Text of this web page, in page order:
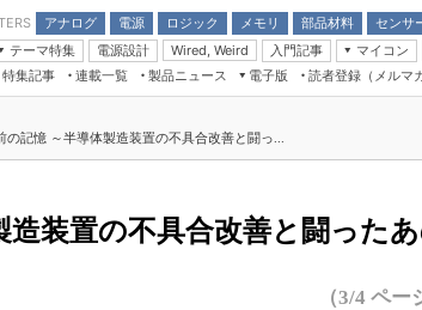
アナログ
電源
ロジック
メモリ
部品材料
受動部品
センサ
ア
計
テーマ特集
電源設計 Wired, Weird
入門記事
モーター入門
マイコン
マイコン講座 計測機器
CEATEC
組込み/エッジコ
人とくるま展
特集記事
連載一覧
コン
製品ニュース
電子版
電子ブックレット
読者登録（メルマ
の記憶 ～半導体製造装置の不具合改善と闘っ...
造装置の不具合改善と闘った
（3/4 ペー